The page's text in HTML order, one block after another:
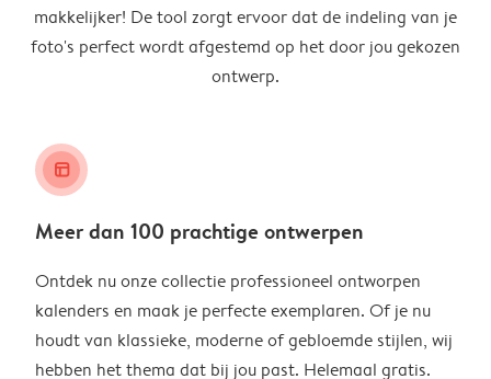
makkelijker! De tool zorgt ervoor dat de indeling van je
foto's perfect wordt afgestemd op het door jou gekozen
ontwerp.
layout_alt
Meer dan 100 prachtige ontwerpen
Ontdek nu onze collectie professioneel ontworpen
kalenders en maak je perfecte exemplaren. Of je nu
houdt van klassieke, moderne of gebloemde stijlen, wij
hebben het thema dat bij jou past. Helemaal gratis.